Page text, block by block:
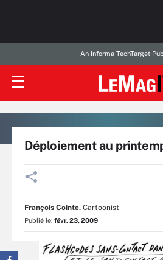
An Informa TechTarget
Déploiement au
François Cointe, Cartoonist
Publié le: févr. 23, 2009